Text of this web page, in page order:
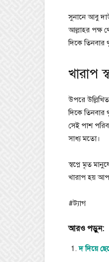
সুনানে আবু
আল্লাহর পক্ষ
দিকে তিনবার
খারাপ
উপরে
দিকে তিনবার
সেই পাশ
সাধ্য মতো।
স্বপ্নে মৃত
খারাপ হয়
#ট্যাগ
আরও পড়ুন:
দ দিয়ে